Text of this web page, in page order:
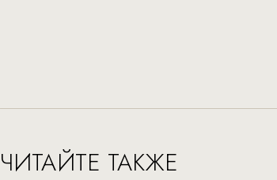
ЧИТАЙТЕ ТАКЖЕ